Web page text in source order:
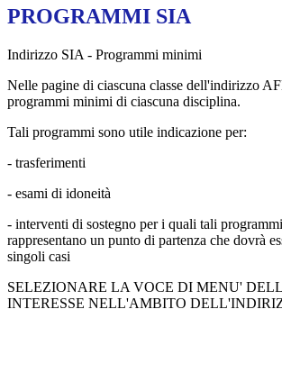
PROGRAMMI SIA
Indirizzo SIA - Programmi minimi
Nelle pagine di ciascuna classe dell'indirizzo
programmi minimi di ciascuna disciplina.
Tali programmi sono utile indicazione per:
- trasferimenti
- esami di idoneità
- interventi di sostegno per i quali tali
rappresentano un punto di partenza che dovrà
singoli casi
SELEZIONARE LA VOCE DI MENU'
INTERESSE NELL'AMBITO